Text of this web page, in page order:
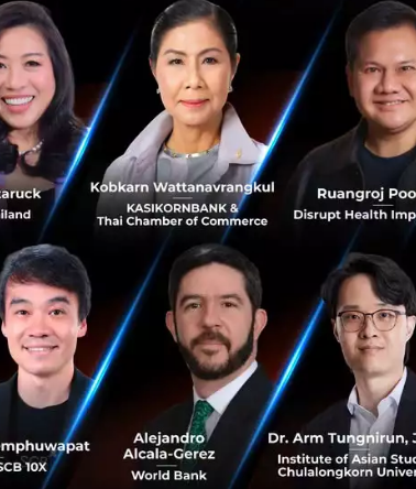
ยทอดอารมณ์และความรู้สึกของแต่ละคน และตั้งใจ
าและสร้างความสัมพันธ์ในระยะยาว